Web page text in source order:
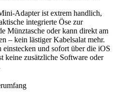
Adapter ist extrem handlich,
integrierte Öse zur
Münztasche oder kann direkt am
– kein lästiger Kabelsalat mehr.
und sofort über die iOS
keine zusätzliche Software oder